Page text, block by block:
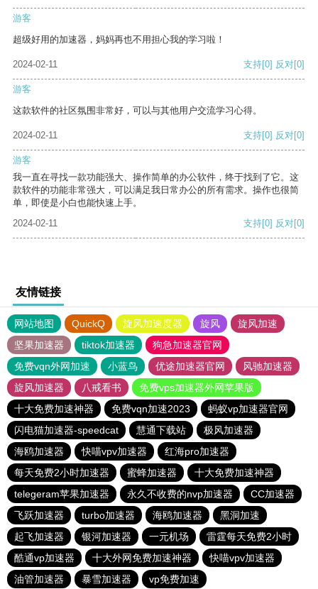
游客
超级好用的加速器，妈妈再也不用担心我的学习啦！
2024-02-11 支持[0] 反对[0]
游客
这款软件的社区氛围非常好，可以与其他用户交流学习心得。
2024-02-11 支持[0] 反对[0]
游客
我一直在寻找一款功能强大、操作简单的办公软件，终于找到了它。这
款软件的功能非常强大，可以满足我日常办公的所有需求。操作也很简
单，即使是小白也能快速上手。
2024-02-11
支持[0] 反对[0]
友情链接
网站地图 QuickQ 旋风加速度器 旋风
旋风加速
坚果加速器
tiktok加速器
狗急加速器官网
免费vqn外网加速
小蓝鸟 优途加速器官网
风驰加速器
旋风加速器
八戒看书
免费vps加速器外网苹果版
十大免费加速神器
免费vqn加速2023
蚂蚁vp加速器官网
闪电猫加速器-speedcat
慧通下载站
极风加速器
海鸥加速器
快喵vpv加速器
红海pro加速器
每天免费2小时加速器
蜜蜂加速器
十大免费加速神器
telegeram苹果加速器
永久不收费的nvp加速器
CC加速器
飞跃加速器
turbo加速器 海鸥加速器
黑洞加速
起飞加速器
银河加速器 一元机场
雷霆每天免费2小时
酷通vp加速器
十大外网免费加速神器
快喵vpv加速器
油管加速器
暴雪加速器 vp免费加速